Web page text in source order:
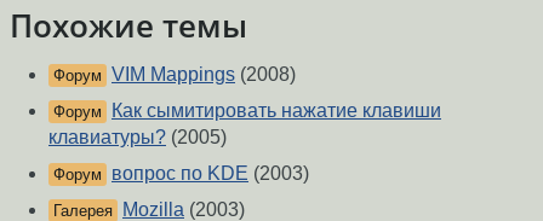
Похожие темы
Форум VIM Mappings (2008)
Форум
Как сымитировать нажатие клавиши
клавиатуры? (2005)
Форум вопрос по KDE (2003)
Галерея Mozilla (2003)